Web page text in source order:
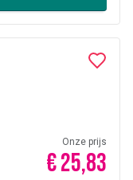
Onze prijs
€ 25,83